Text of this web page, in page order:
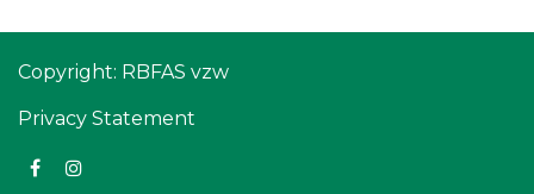
Copyright: RBFAS vzw
Privacy Statement